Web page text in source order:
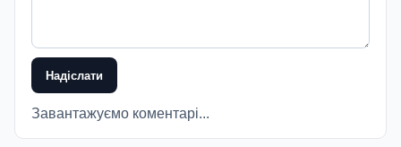
Надіслати
Завантажуємо коментарі...